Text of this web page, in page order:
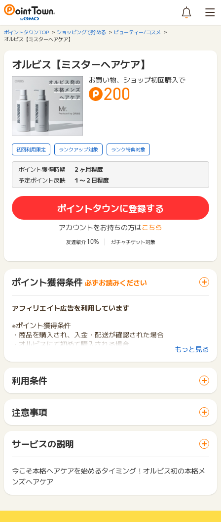
ポイントタウンTOP ショッピングで貯める
ビューティー/コスメ
オルビス【ミスターヘアケア】
オルビス【ミスターヘアケア】
お買い物、ショップ初回購入で
200
初回利用限定 ランクアップ対象 ランク特典対象
ポイント獲得時期
２ヶ月程度
予定ポイント反映
１〜２日程度
ポイントタウンに登録する
アカウントをお持ちの方はこちら
友達紹介 10% ガチャチケット対象
ポイント獲得条件 必ずお読みください
アフィリエイト広告を利用しています
※ポイント獲得条件
・商品を購入され、入金・配送が確認された場合
・オルビスにて初めて購入される場合
※ポイント獲得対象外条件
・登録不備
・注文キャンセル（クーリングオフ）
※ポイントに関するお問い合わせは、
ポイントタウンのサポート
までお問い合わせください。ポイントについて、広告主に直接
お問い合わせをした場合、ポイント獲得対象外となる場合がご
ざいます。
もっと見る
利用条件
サイトに移動してからお申し込みやお買い物が完了するまでの
間に、同じブラウザ（※）で他のサイトに移動した場合はポイン
ト獲得ができません。
「 ショッピングでポイントGET 」ボタンを押した時とサービ
ス・お買い物利用時で、デバイス・ブラウザが異なる場合はポ
イント獲得ができません。
2回以上同じお買い物・サービスをご利用される場合は、毎回
ポイントタウンに戻り、「 ショッピングでポイントGET 」ボ
下記の事項に該当する場合、広告主側で対象外とみなし、「獲
注意事項
一部のサービスにつきましては、1商品につき10円単位の金額
は切り捨てとなります。
ポイント獲得が1ポイント未満のものは切り捨てとなり、ポイ
ント履歴には記載されません。
原則として広告主側のポイント等を利用して支払われた金額分
につきましては、ポイントタウンのポイント獲得の対象には含
まれません。
サービスの説明
今こそ本格ヘアケアを始めるタイミング！オルビス初の本格メ
ンズヘアケア